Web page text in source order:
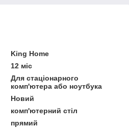
King Home
12 міс
Для стаціонарного
комп'ютера або ноутбука
Новий
комп'ютерний стіл
прямий